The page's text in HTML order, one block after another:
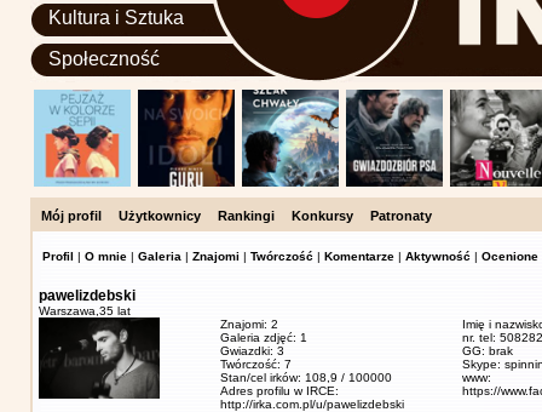
Kultura i Sztuka
Społeczność
Mój profil Użytkownicy Rankingi Konkursy Patronaty
Profil | O mnie | Galeria | Znajomi | Twórczość | Komentarze | Aktywność | Ocenione
pawelizdebski
Warszawa, 35 lat
Znajomi: 2
Galeria zdjęć: 1
Gwiazdki: 3
Twórczość: 7
Stan/cel irków: 108,9 / 100000
Adres profilu w IRCE:
http://irka.com.pl/u/pawelizdebski
Imię i
nr. tel:
GG: brak
Skype:
www:
https://